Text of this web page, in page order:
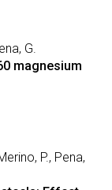
G.
magnesium
P., Pena,